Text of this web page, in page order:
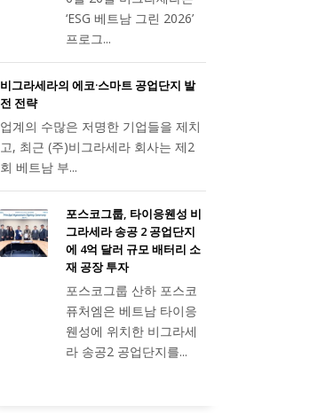
‘ESG 베트남 그린 2026’
프로그...
비그라세라의 에코·스마트 공업단지 발
전 전략
업계의 수많은 저명한 기업들을 제치
고, 최근 (주)비그라세라 회사는 제2
회 베트남 부...
포스코그룹, 타이응웬성 비
그라세라 송공 2 공업단지
에 4억 달러 규모 배터리 소
재 공장 투자
포스코그룹 산하 포스코
퓨처엠은 베트남 타이응
웬성에 위치한 비그라세
라 송공2 공업단지를...